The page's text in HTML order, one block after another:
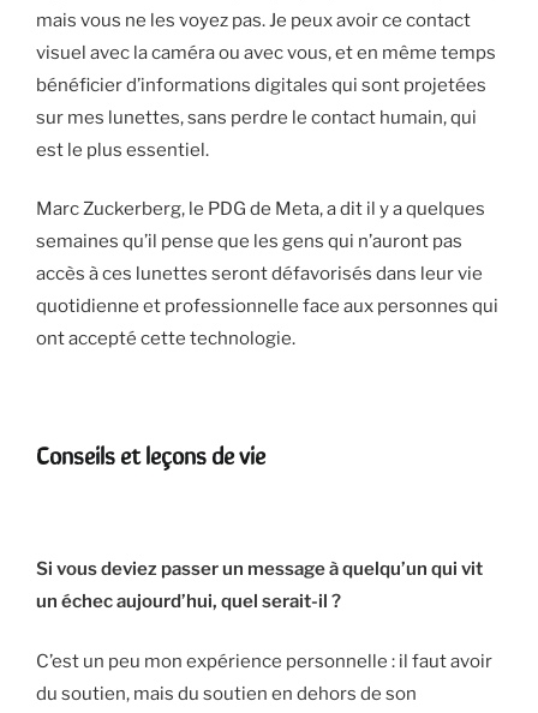
mais vous ne les voyez pas. Je peux avoir ce contact
visuel avec la caméra ou avec vous, et en même temps
bénéficier d’informations digitales qui sont projetées
sur mes lunettes, sans perdre le contact humain, qui
est le plus essentiel.
Marc Zuckerberg, le PDG de Meta, a dit il y a quelques
semaines qu’il pense que les gens qui n’auront pas
accès à ces lunettes seront défavorisés dans leur vie
quotidienne et professionnelle face aux personnes qui
ont accepté cette technologie.
Conseils et leçons de vie
Si vous deviez passer un message à quelqu’un qui vit
un échec aujourd’hui, quel serait-il ?
C’est un peu mon expérience personnelle : il faut avoir
du soutien, mais du soutien en dehors de son